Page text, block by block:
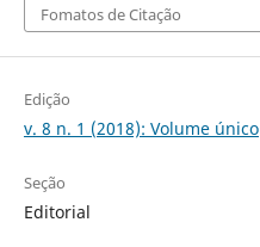
Fomatos de Citação
Edição
v. 8 n. 1 (2018): Volume único
Seção
Editorial